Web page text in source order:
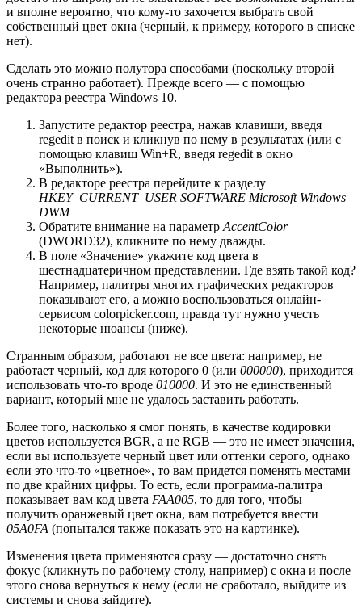
и вполне вероятно, что кому-то захочется выбрать свой
собственный цвет окна (черный, к примеру, которого в списке
нет).
Сделать это можно полутора способами (поскольку второй
очень странно работает). Прежде всего — с помощью
редактора реестра Windows 10.
Запустите редактор реестра, нажав клавиши, введя
regedit в поиск и кликнув по нему в результатах (или с
помощью клавиш Win+R, введя regedit в окно
«Выполнить»).
В редакторе реестра перейдите к разделу
HKEY_CURRENT_USER SOFTWARE Microsoft Windows
DWM
Обратите внимание на параметр AccentColor
(DWORD32), кликните по нему дважды.
В поле «Значение» укажите код цвета в
шестнадцатеричном представлении. Где взять такой код?
Например, палитры многих графических редакторов
показывают его, а можно воспользоваться онлайн-
сервисом colorpicker.com, правда тут нужно учесть
некоторые нюансы (ниже).
Странным образом, работают не все цвета: например, не
работает черный, код для которого 0 (или 000000), приходится
использовать что-то вроде 010000. И это не единственный
вариант, который мне не удалось заставить работать.
Более того, насколько я смог понять, в качестве кодировки
цветов используется BGR, а не RGB — это не имеет значения,
если вы используете черный цвет или оттенки серого, однако
если это что-то «цветное», то вам придется поменять местами
по две крайних цифры. То есть, если программа-палитра
показывает вам код цвета FAA005, то для того, чтобы
получить оранжевый цвет окна, вам потребуется ввести
05A0FA (попытался также показать это на картинке).
Изменения цвета применяются сразу — достаточно снять
фокус (кликнуть по рабочему столу, например) с окна и после
этого снова вернуться к нему (если не сработало, выйдите из
системы и снова зайдите).